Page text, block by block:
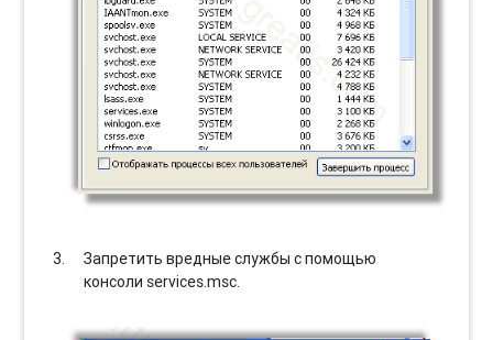
Запретить вредные службы с помощью
консоли services.msc.